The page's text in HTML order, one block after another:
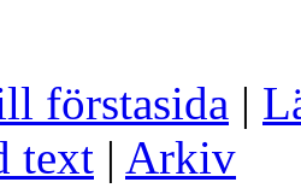
förstasida |
text | Arkiv